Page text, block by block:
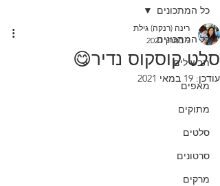
כל המתכונים
תבשילים
מאפים
מתוקים
סלטים
סרטונים
מרקים
כל המתכונים
סלט קוסקוס נדיר😋
רינה (רנקה) גילת
9 במרץ 2021
עודכן: 19 במאי 2021